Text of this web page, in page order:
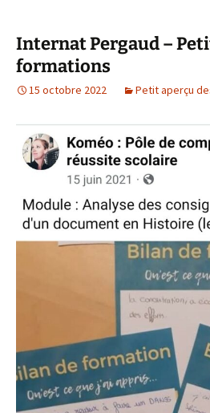
Internat Pergaud –
formations
15 octobre 2022 Petit aperçu